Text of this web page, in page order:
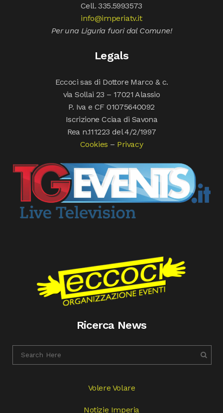
Cell. 335.5993573
info@imperiatv.it
Per una Liguria fuori dal Comune!
Legals
Eccoci sas di Dottore Marco & c.
via Sollai 23 – 17021 Alassio
P. Iva e CF 01075640092
Iscrizione Cciaa di Savona
Rea n.111223 del 4/2/1997
Cookies – Privacy
Ricerca News
Volere Volare
Notizie Imperia